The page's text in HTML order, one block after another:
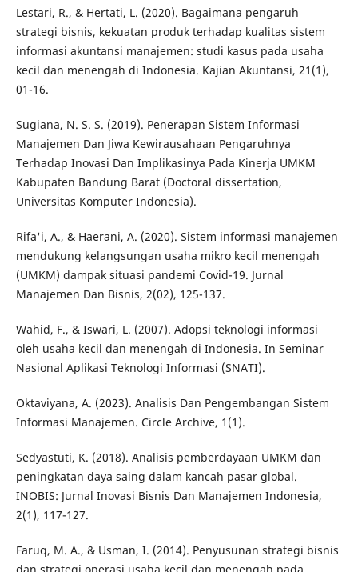
Lestari, R., & Hertati, L. (2020). Bagaimana pengaruh
strategi bisnis, kekuatan produk terhadap kualitas sistem
informasi akuntansi manajemen: studi kasus pada usaha
kecil dan menengah di Indonesia. Kajian Akuntansi, 21(1),
01-16.
Sugiana, N. S. S. (2019). Penerapan Sistem Informasi
Manajemen Dan Jiwa Kewirausahaan Pengaruhnya
Terhadap Inovasi Dan Implikasinya Pada Kinerja UMKM
Kabupaten Bandung Barat (Doctoral dissertation,
Universitas Komputer Indonesia).
Rifa'i, A., & Haerani, A. (2020). Sistem informasi manajemen
mendukung kelangsungan usaha mikro kecil menengah
(UMKM) dampak situasi pandemi Covid-19. Jurnal
Manajemen Dan Bisnis, 2(02), 125-137.
Wahid, F., & Iswari, L. (2007). Adopsi teknologi informasi
oleh usaha kecil dan menengah di Indonesia. In Seminar
Nasional Aplikasi Teknologi Informasi (SNATI).
Oktaviyana, A. (2023). Analisis Dan Pengembangan Sistem
Informasi Manajemen. Circle Archive, 1(1).
Sedyastuti, K. (2018). Analisis pemberdayaan UMKM dan
peningkatan daya saing dalam kancah pasar global.
INOBIS: Jurnal Inovasi Bisnis Dan Manajemen Indonesia,
2(1), 117-127.
Faruq, M. A., & Usman, I. (2014). Penyusunan strategi bisnis